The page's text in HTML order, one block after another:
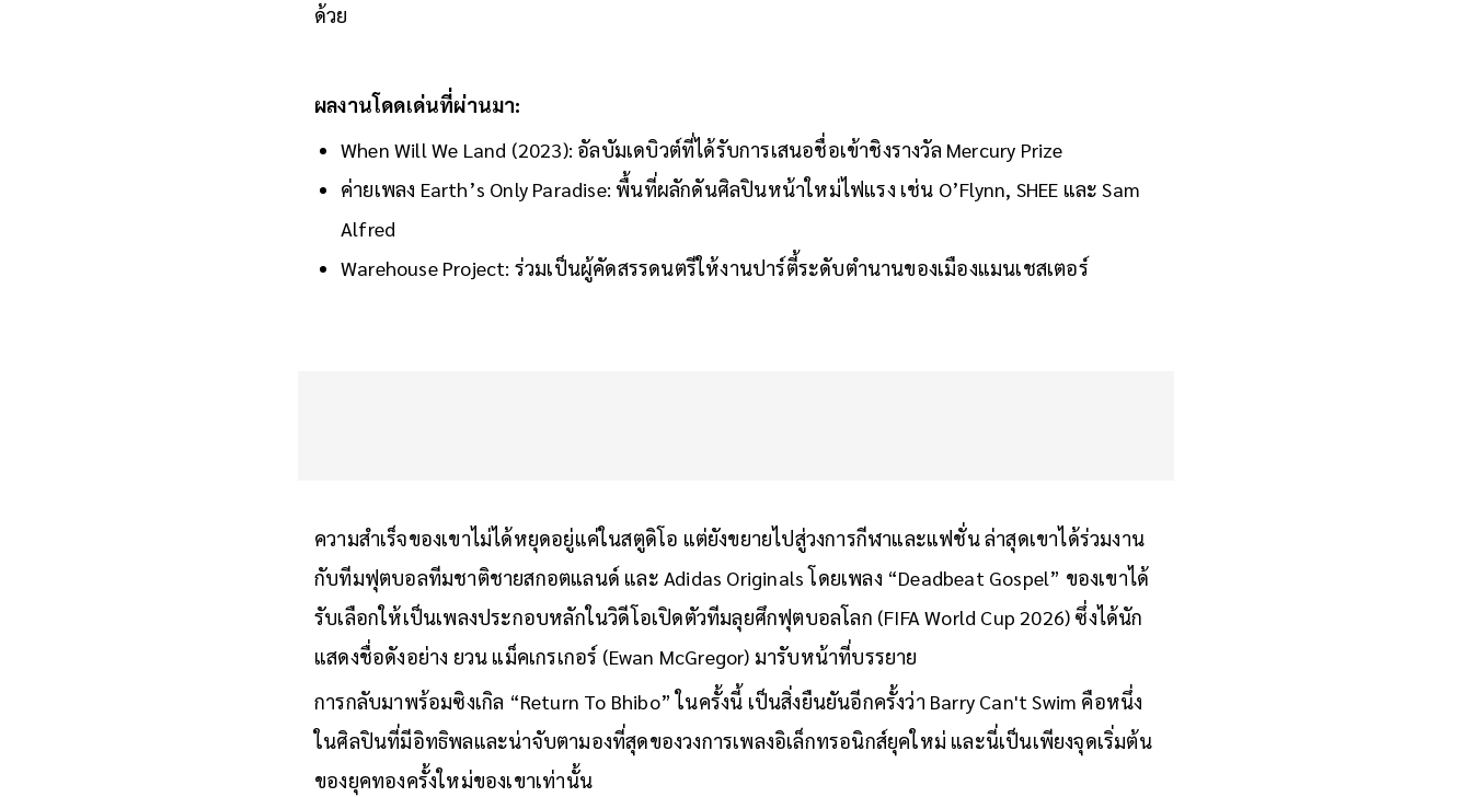
ด้วย
ผลงานโดดเด่นที่ผ่านมา:
When Will We Land (2023): อัลบัมเดบิวต์ที่ได้รับการเสนอชื่อเข้าชิงรางวัล Mercury Prize
ค่ายเพลง Earth’s Only Paradise: พื้นที่ผลักดันศิลปินหน้าใหม่ไฟแรง เช่น O’Flynn, SHEE และ Sam
Alfred
Warehouse Project: ร่วมเป็นผู้คัดสรรดนตรีให้งานปาร์ตี้ระดับตำนานของเมืองแมนเชสเตอร์
ความสำเร็จของเขาไม่ได้หยุดอยู่แค่ในสตูดิโอ แต่ยังขยายไปสู่วงการกีฬาและแฟชั่น ล่าสุดเขาได้ร่วมงาน
กับทีมฟุตบอลทีมชาติชายสกอตแลนด์ และ Adidas Originals โดยเพลง “Deadbeat Gospel” ของเขาได้
รับเลือกให้เป็นเพลงประกอบหลักในวิดีโอเปิดตัวทีมลุยศึกฟุตบอลโลก (FIFA World Cup 2026) ซึ่งได้นัก
แสดงชื่อดังอย่าง ยวน แม็คเกรเกอร์ (Ewan McGregor) มารับหน้าที่บรรยาย
การกลับมาพร้อมซิงเกิล “Return To Bhibo” ในครั้งนี้ เป็นสิ่งยืนยันอีกครั้งว่า Barry Can't Swim คือหนึ่ง
ในศิลปินที่มีอิทธิพลและน่าจับตามองที่สุดของวงการเพลงอิเล็กทรอนิกส์ยุคใหม่ และนี่เป็นเพียงจุดเริ่มต้น
ของยุคทองครั้งใหม่ของเขาเท่านั้น